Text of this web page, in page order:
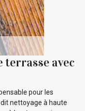
terrasse avec
pour les
nettoyage à haute